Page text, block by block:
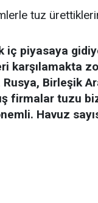
tuz
iç piyasaya
karşılamakta
Birleşik
firmalar tuzu
Havuz